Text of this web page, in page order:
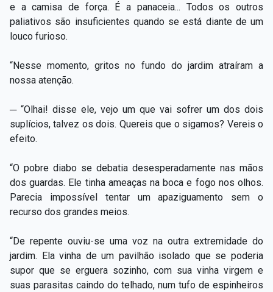
e a camisa de força. É a panaceia... Todos os outros
paliativos são insuficientes quando se está diante de um
louco furioso.
“Nesse momento, gritos no fundo do jardim atraíram a
nossa atenção.
─ “Olhai! disse ele, vejo um que vai sofrer um dos dois
suplícios, talvez os dois. Quereis que o sigamos? Vereis o
efeito.
“O pobre diabo se debatia desesperadamente nas mãos
dos guardas. Ele tinha ameaças na boca e fogo nos olhos.
Parecia impossível tentar um apaziguamento sem o
recurso dos grandes meios.
“De repente ouviu-se uma voz na outra extremidade do
jardim. Ela vinha de um pavilhão isolado que se poderia
supor que se erguera sozinho, com sua vinha virgem e
suas parasitas caindo do telhado, num tufo de espinheiros